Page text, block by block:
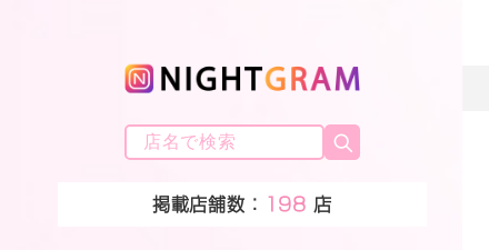
掲載店舗数： 198 店